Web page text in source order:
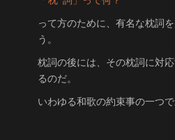
って方のために、有名な枕詞
う。
枕詞の後には、その枕詞に対
るのだ。
いわゆる和歌の約束事の一つで